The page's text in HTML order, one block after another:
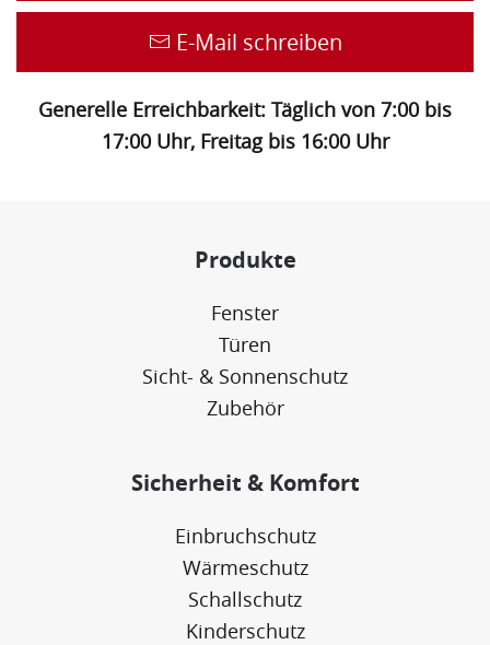
E-Mail schreiben
Generelle Erreichbarkeit: Täglich von 7:00 bis
17:00 Uhr, Freitag bis 16:00 Uhr
Produkte
Fenster
Türen
Sicht- & Sonnenschutz
Zubehör
Sicherheit & Komfort
Einbruchschutz
Wärmeschutz
Schallschutz
Kinderschutz